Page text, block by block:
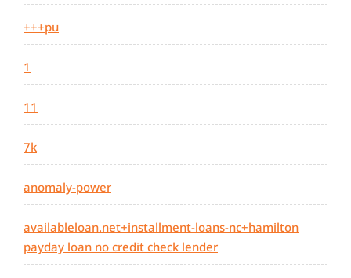
+++pu
1
11
7k
anomaly-power
availableloan.net+installment-loans-nc+hamilton
payday loan no credit check lender